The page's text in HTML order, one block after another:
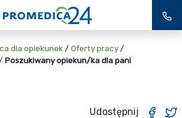
dla opiekunek / Oferty pracy /
/ Poszukiwany opiekun/ka dla pani
Udostępnij